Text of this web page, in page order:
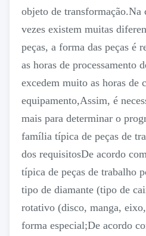
objeto de transformação.Na
vezes existem muitas
peças, a forma das peças é
as horas de processamento
excedem muito as horas de
equipamento,Assim, é
mais para determinar o
família típica de peças de
dos requisitosDe acordo
típica de peças de trabalho
tipo de diamante (tipo de
rotativo (disco, manga,
forma especial;De acordo